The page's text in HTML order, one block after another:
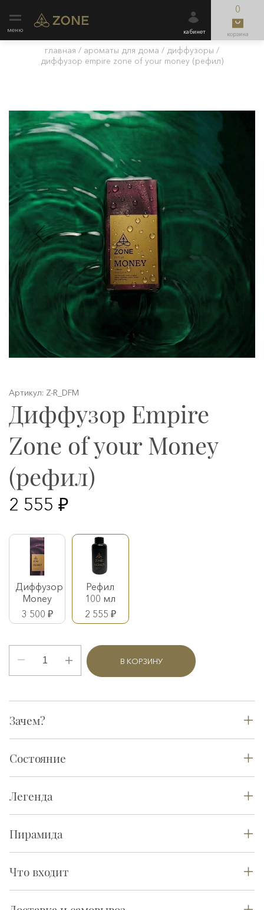
меню кабинет
0
корзина
главная / ароматы для дома / диффузоры /
диффузор empire zone of your money (рефил)
Артикул: Z-R_DFM
Диффузор Empire
Zone of your Money
(рефил)
2 555 ₽
Диффузор
Money
3 500 ₽
Рефил
100 мл
2 555 ₽
В КОРЗИНУ
Зачем?
Состояние
Легенда
Пирамида
Что входит